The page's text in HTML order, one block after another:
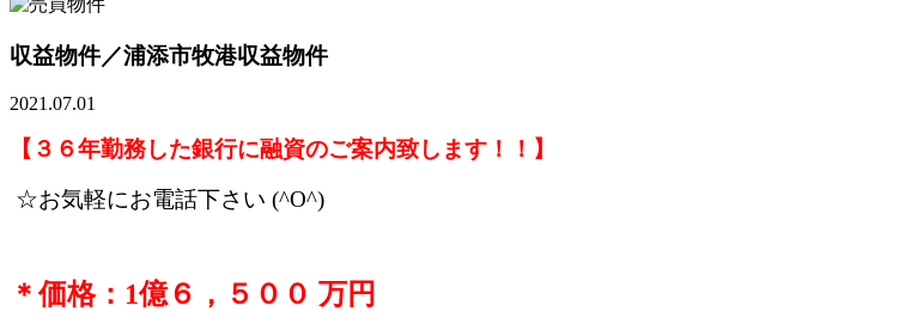
収益物件／浦添市牧港収益物件
2021.07.01
【３６年勤務した銀行に融資のご案内致します！！】
☆お気軽にお電話下さい (^O^)
＊価格：1億６，５００ 万円